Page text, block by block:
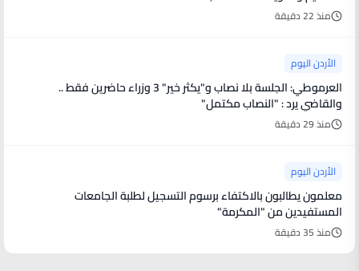
منذ 22 دقيقة
الأردن اليوم
العرموطي: الجلسة بلا نصاب و"يكثر خير" 3 وزراء حاضرين فقط ..
والقاضي يرد : "النصاب مكتمل"
منذ 29 دقيقة
الأردن اليوم
معلمون يطالبون بالاكتفاء برسوم التسجيل لطلبة الجامعات
المستفيدين من "المكرمة"
منذ 35 دقيقة